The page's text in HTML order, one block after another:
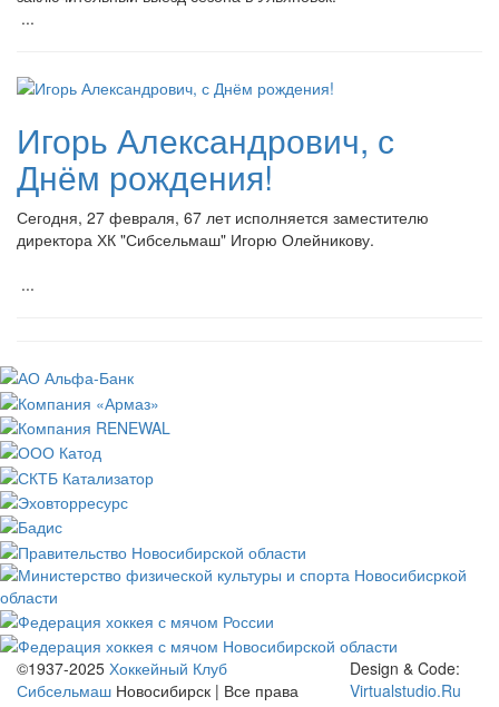
...
Игорь Александрович, с
Днём рождения!
Сегодня, 27 февраля, 67 лет исполняется заместителю
директора ХК "Сибсельмаш" Игорю Олейникову.
...
©1937-2025 Хоккейный Клуб
Сибсельмаш Новосибирск | Все права
Design & Code:
Virtualstudio.Ru